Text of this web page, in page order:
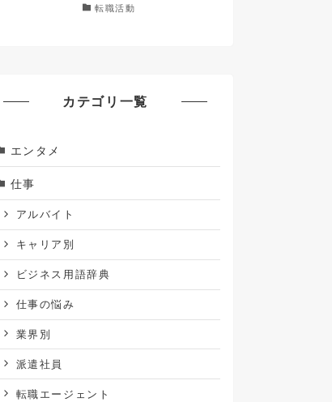
転職活動
カテゴリ一覧
エンタメ
仕事
アルバイト
キャリア別
ビジネス用語辞典
仕事の悩み
業界別
派遣社員
転職エージェント